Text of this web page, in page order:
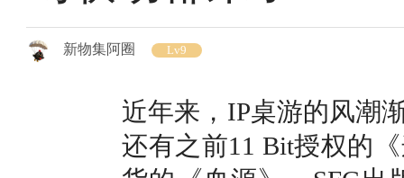
新物集阿圈 Lv9
近年来，IP桌游的风潮
还有之前11 Bit授权的